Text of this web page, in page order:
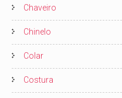
Chaveiro
Chinelo
Colar
Costura